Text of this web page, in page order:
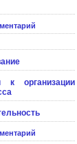
к организации